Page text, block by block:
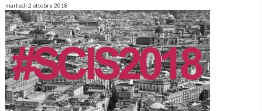
martedì 2 ottobre 2018